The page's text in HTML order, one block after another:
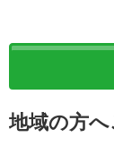
地域の方